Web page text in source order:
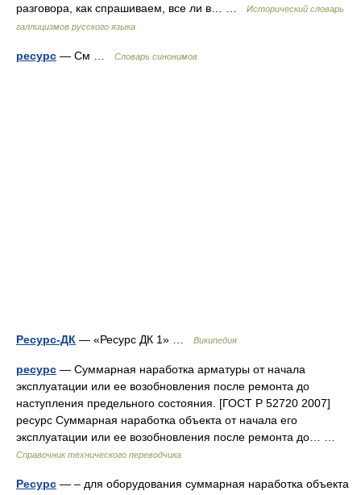
разговора, как спрашиваем, все ли в… …
Исторический словарь
галлицизмов русского языка
ресурс — См … Словарь синонимов
Ресурс-ДК — «Ресурс ДК 1» … Википедия
ресурс — Суммарная наработка арматуры от начала
эксплуатации или ее возобновления после ремонта до
наступления предельного состояния. [ГОСТ Р 52720 2007]
ресурс Суммарная наработка объекта от начала его
эксплуатации или ее возобновления после ремонта до… …
Справочник технического переводчика
Ресурс — – для оборудования суммарная наработка объекта